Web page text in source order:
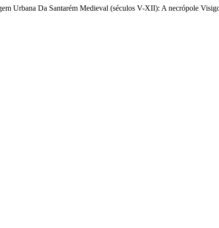
Urbana Da Santarém Medieval (séculos V-XII): A necrópole